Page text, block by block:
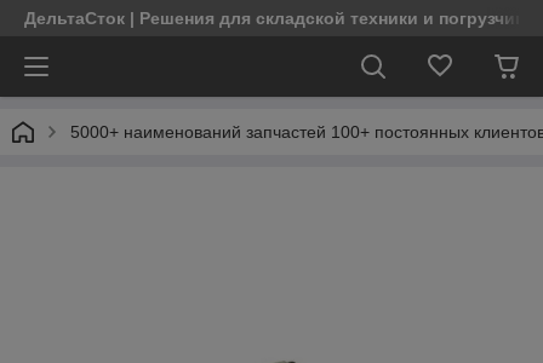
ДельтаСток | Решения для складской техники и
5000+ наименований запчастей 100+ постоянных